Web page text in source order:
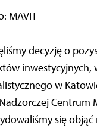
MAVIT
decyzję o
inwestycyjnych,
w
Centrum
się